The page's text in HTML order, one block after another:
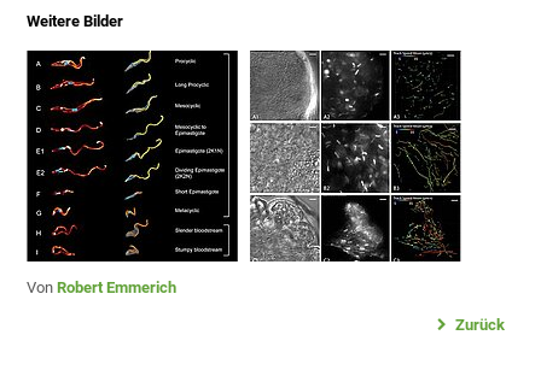
Weitere Bilder
VonRobert Emmerich
Zurück